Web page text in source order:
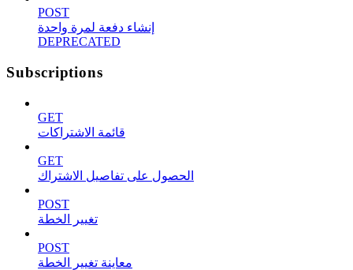
POST
إنشاء دفعة لمرة واحدة
DEPRECATED
Subscriptions
GET
قائمة الاشتراكات
GET
الحصول على تفاصيل الاشتراك
POST
تغيير الخطة
POST
معاينة تغيير الخطة